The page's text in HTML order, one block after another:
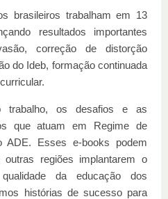
brasileiros trabalham em 13
resultados importantes
correção de distorção
do Ideb, formação continuada
trabalho, os desafios e as
que atuam em Regime de
ADE. Esses e-books podem
regiões implantarem o
da educação dos
histórias de sucesso para